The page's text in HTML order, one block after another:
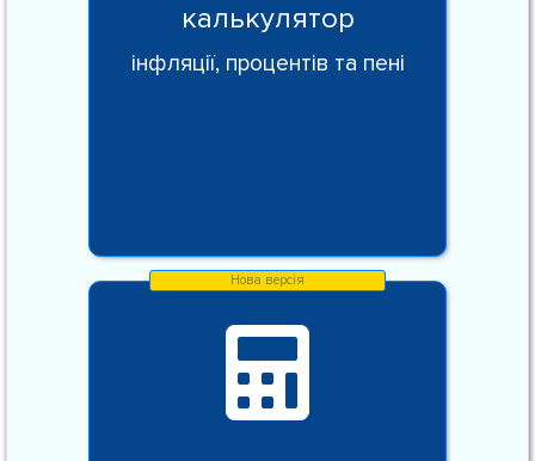
калькулятор
інфляції, процентів та пені